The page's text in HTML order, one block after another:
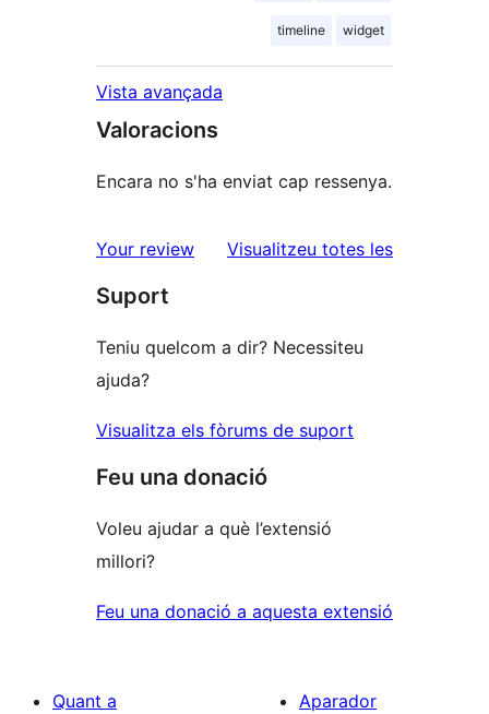
timeline widget
Vista avançada
Valoracions
Encara no s'ha enviat cap ressenya.
Your review Visualitzeu totes lesressenyes
Suport
Teniu quelcom a dir? Necessiteu
ajuda?
Visualitza els fòrums de suport
Feu una donació
Voleu ajudar a què l’extensió
millori?
Feu una donació a aquesta extensió
Quant a
Aparador